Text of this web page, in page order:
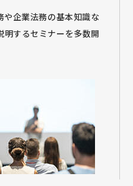
や企業法務の基本知識な
明するセミナーを多数開